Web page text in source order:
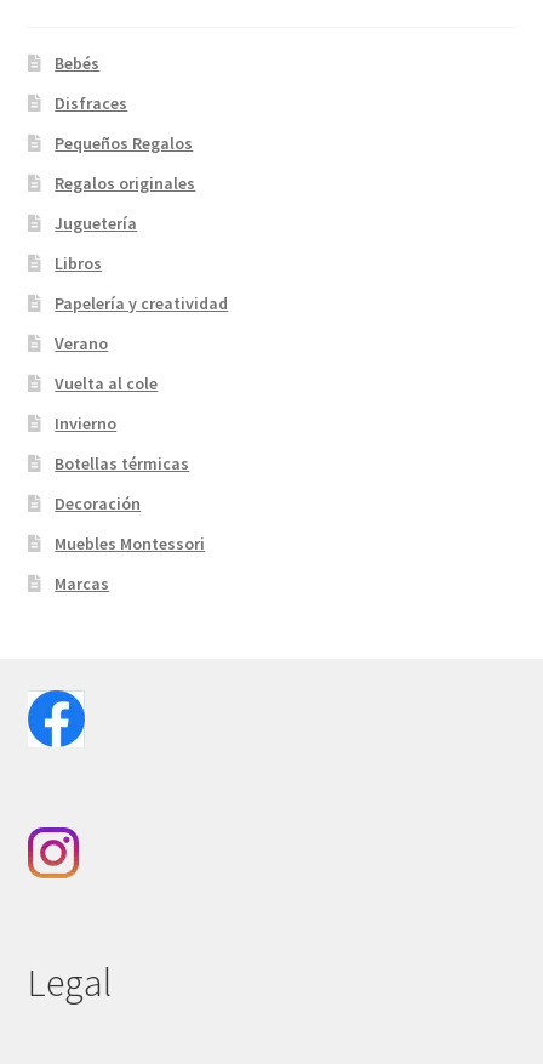
Bebés
Disfraces
Pequeños Regalos
Regalos originales
Juguetería
Libros
Papelería y creatividad
Verano
Vuelta al cole
Invierno
Botellas térmicas
Decoración
Muebles Montessori
Marcas
Legal